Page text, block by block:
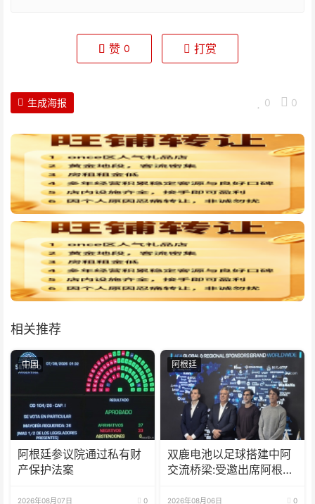
赞 0 打赏
0 0
生成海报
相关推荐
中国
阿根廷参议院通过私有财
产保护法案
2026年08月07日 0
阿根廷
双鹿电池以足球搭建中阿
交流桥梁:受邀出席阿根廷
2026年08月06日 0